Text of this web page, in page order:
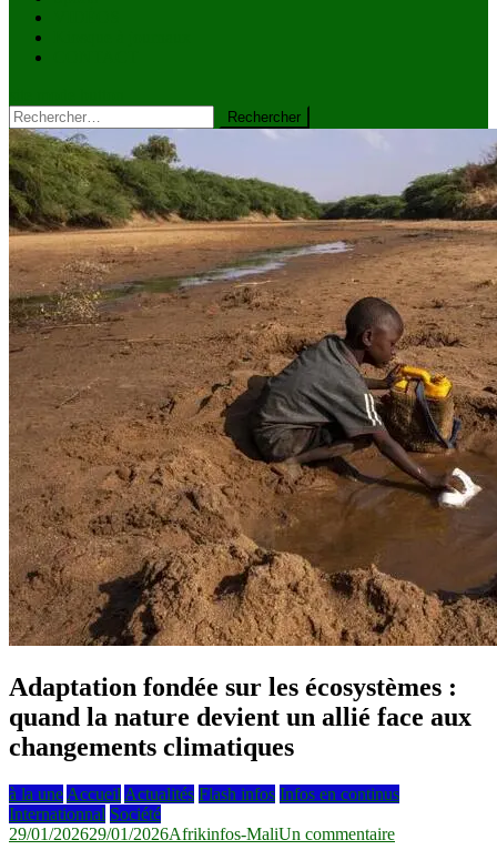
Rechercher :
Adaptation fondée sur les écosystèmes :
quand la nature devient un allié face aux
changements climatiques
à la une Accueil Actualités Flash infos Infos en continus
Internationnal Société
29/01/202629/01/2026Afrikinfos-MaliUn commentairesur